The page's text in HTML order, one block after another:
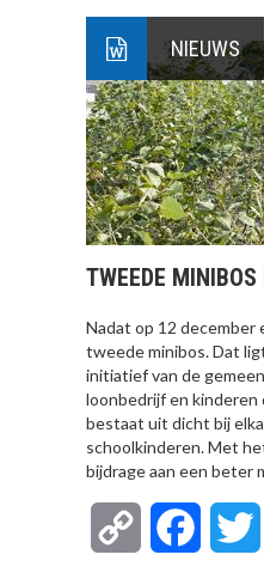
NIEUWS
TWEEDE
Nadat op 12 december
tweede minibos. Dat
initiatief van de
loonbedrijf en kinderen
bestaat uit dicht bij
schoolkinderen. Met
bijdrage aan een beter
Copy